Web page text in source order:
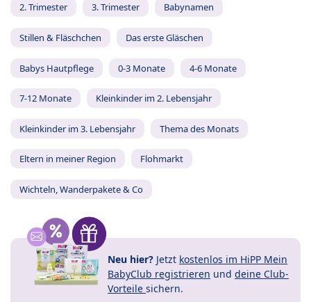
2. Trimester 3. Trimester Babynamen
Stillen & Fläschchen Das erste Gläschen
Babys Hautpflege 0-3 Monate 4-6 Monate
7-12 Monate Kleinkinder im 2. Lebensjahr
Kleinkinder im 3. Lebensjahr Thema des Monats
Eltern in meiner Region Flohmarkt
Wichteln, Wanderpakete & Co
Neu hier? Jetzt kostenlos im HiPP Mein
BabyClub registrieren und deine Club-
Vorteile sichern.